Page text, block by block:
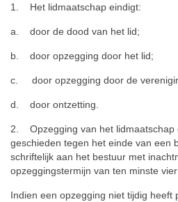
1. Het lidmaatschap eindigt:
a. door de dood van het lid;
b. door opzegging door het lid;
c. door opzegging door de
d. door ontzetting.
2. Opzegging van het lidmaatschap
geschieden tegen het einde van een
schriftelijk aan het bestuur met
opzeggingstermijn van ten minste vier
Indien een opzegging niet tijdig heeft